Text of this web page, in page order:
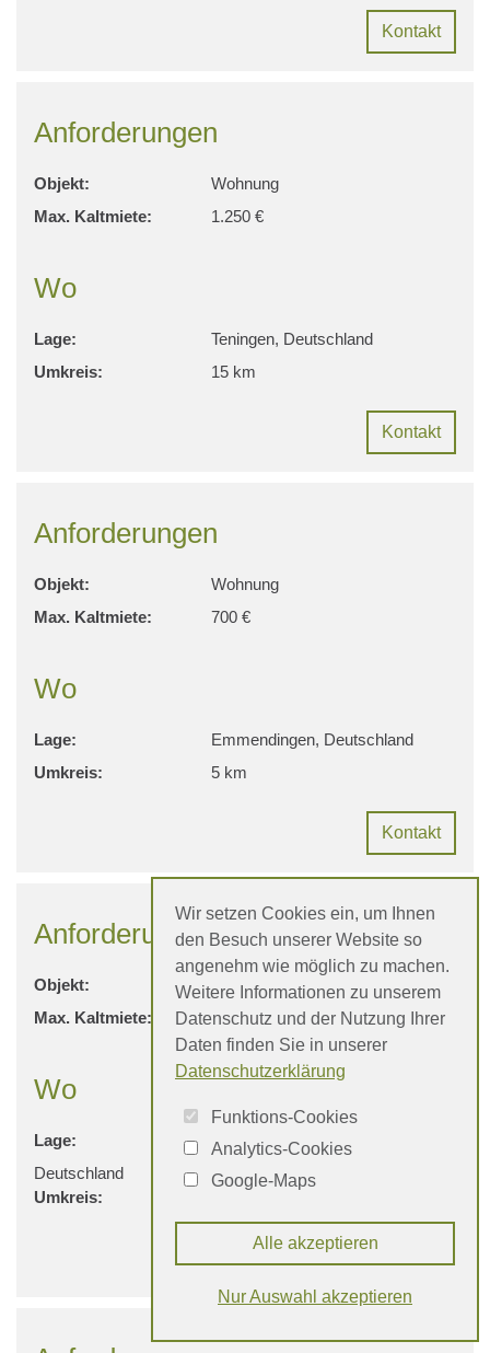
Kontakt
Anforderungen
Objekt:
Wohnung
Max. Kaltmiete:
1.250 €
Wo
Lage:
Teningen, Deutschland
Umkreis:
15 km
Kontakt
Anforderungen
Objekt:
Wohnung
Max. Kaltmiete:
700 €
Wo
Lage:
Emmendingen, Deutschland
Umkreis:
5 km
Kontakt
Anforderungen
Objekt:
Wohnung
Max. Kaltmiete:
1.200 €
Wo
Lage:
Freiburg im Breisgau,
Deutschland
Umkreis:
Wir setzen Cookies ein, um Ihnen
den Besuch unserer Website so
angenehm wie möglich zu machen.
Weitere Informationen zu unserem
Datenschutz und der Nutzung Ihrer
Daten finden Sie in unserer
Datenschutzerklärung
Funktions-Cookies
Analytics-Cookies
Google-Maps
Alle akzeptieren
Nur Auswahl akzeptieren